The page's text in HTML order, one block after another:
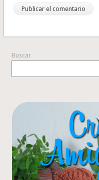
Buscar